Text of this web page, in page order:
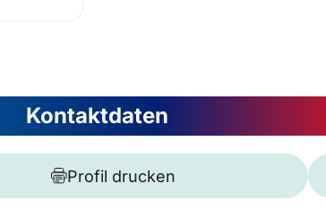
Kontaktdaten
Profil drucken